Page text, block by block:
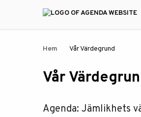
Hem Vår Värdegrund
Vår
Agenda: Jämlikhets